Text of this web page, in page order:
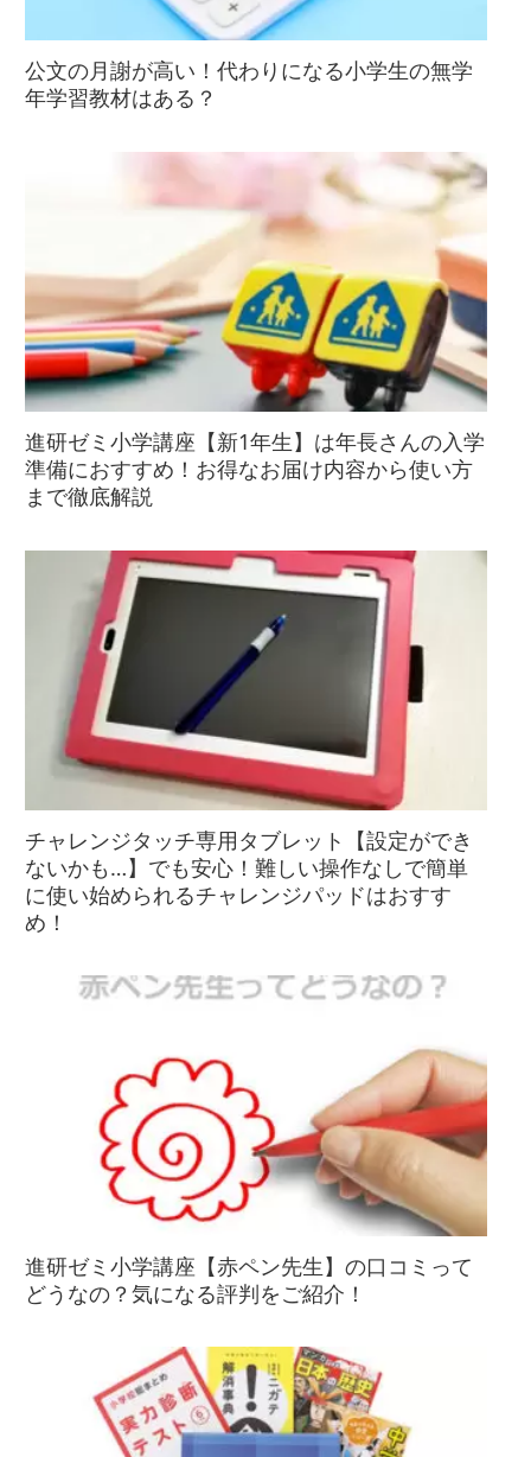
公文の月謝が高い！代わりになる小学生の無学
年学習教材はある？
進研ゼミ小学講座【新1年生】は年長さんの入学
準備におすすめ！お得なお届け内容から使い方
まで徹底解説
チャレンジタッチ専用タブレット【設定ができ
ないかも…】でも安心！難しい操作なしで簡単
に使い始められるチャレンジパッドはおすす
め！
進研ゼミ小学講座【赤ペン先生】の口コミって
どうなの？気になる評判をご紹介！